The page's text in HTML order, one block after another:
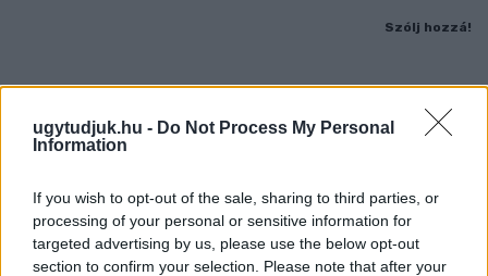
ugytudjuk.hu - Do Not Process My Personal
Information
If you wish to opt-out of the sale, sharing to third parties, or
processing of your personal or sensitive information for
targeted advertising by us, please use the below opt-out
section to confirm your selection. Please note that after your
Szólj hozzá!